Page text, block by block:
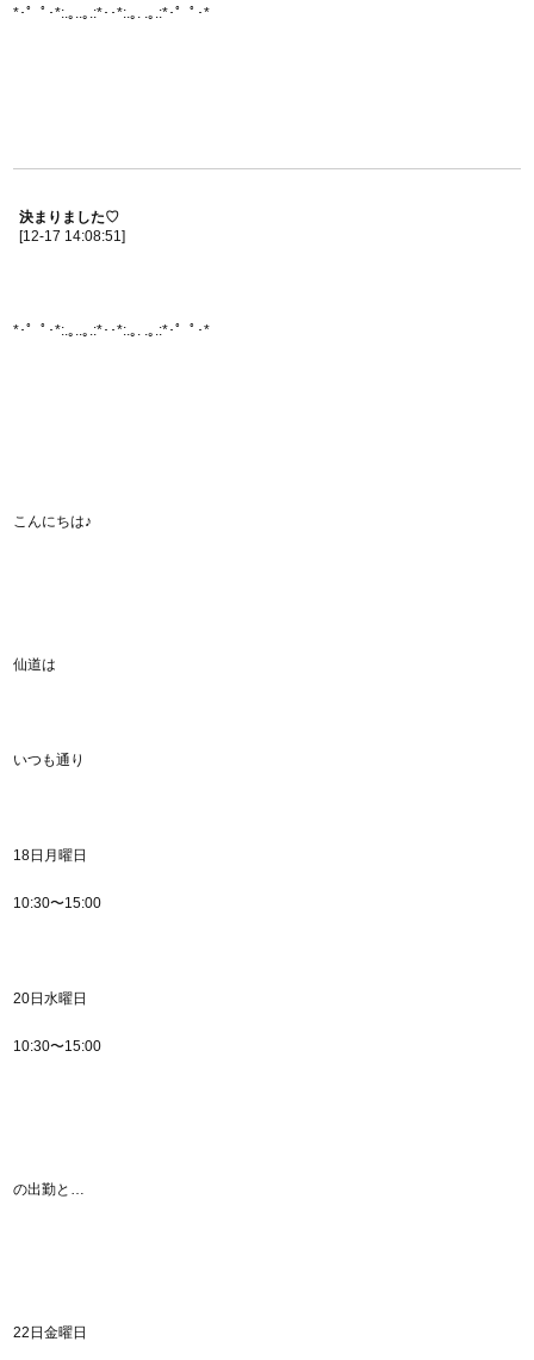
*･゜ﾟ･*:.｡..｡.:*･･*:.｡. .｡.:*･゜ﾟ･*
決まりました♡
[12-17 14:08:51]
*･゜ﾟ･*:.｡..｡.:*･･*:.｡. .｡.:*･゜ﾟ･*
こんにちは♪
仙道は
いつも通り
18日月曜日
10:30〜15:00
20日水曜日
10:30〜15:00
の出勤と…
22日金曜日